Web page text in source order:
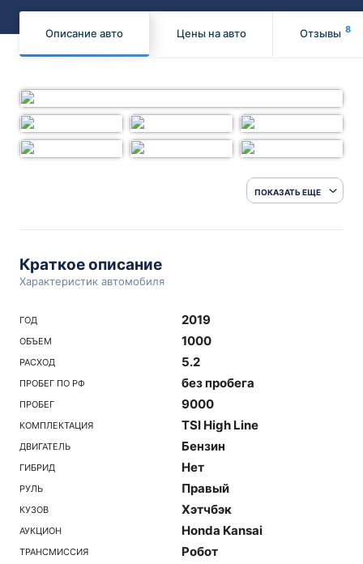
Описание авто Цены на авто Отзывы 8
ПОКАЗАТЬ ЕЩЕ
Краткое описание
Характеристик автомобиля
ГОД 2019
ОБЪЕМ 1000
РАСХОД 5.2
ПРОБЕГ ПО РФ без пробега
ПРОБЕГ 9000
КОМПЛЕКТАЦИЯ TSI High Line
ДВИГАТЕЛЬ Бензин
ГИБРИД Нет
РУЛЬ Правый
КУЗОВ Хэтчбэк
АУКЦИОН Honda Kansai
ТРАНСМИССИЯ Робот